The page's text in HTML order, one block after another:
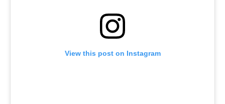
View this post on Instagram